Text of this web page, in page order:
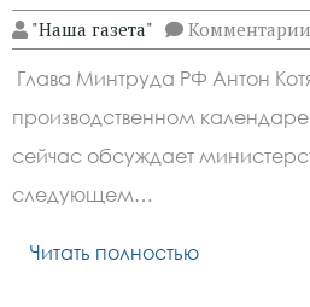
"Наша газета" Комментарии
Глава Минтруда РФ Антон
производственном
сейчас обсуждает
следующем…
Читать полностью